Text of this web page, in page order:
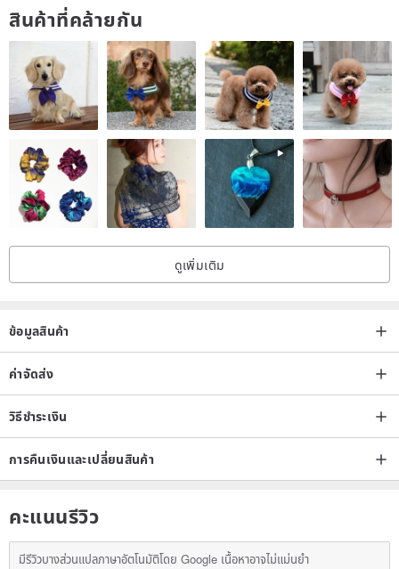
สินค้าที่คล้ายกัน
ดูเพิ่มเติม
ข้อมูลสินค้า
ค่าจัดส่ง
วิธีชำระเงิน
การคืนเงินและเปลี่ยนสินค้า
คะแนนรีวิว
มีรีวิวบางส่วนแปลภาษาอัตโนมัติโดย Google เนื้อหาอาจไม่แม่นยำ